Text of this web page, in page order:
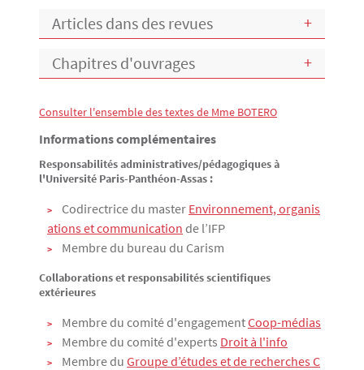
Articles dans des revues
Chapitres d'ouvrages
Texte
Consulter l'ensemble des textes de Mme BOTERO
Informations complémentaires
Responsabilités administratives/pédagogiques à
l'Université Paris-Panthéon-Assas :
Codirectrice du master Environnement, organis
ations et communication de l’IFP
Membre du bureau du Carism
Collaborations et responsabilités scientifiques
extérieures
Membre du comité d'engagementCoop-médias
Membre du comité d'experts Droit à l'info
Membre du Groupe d’études et de recherches C